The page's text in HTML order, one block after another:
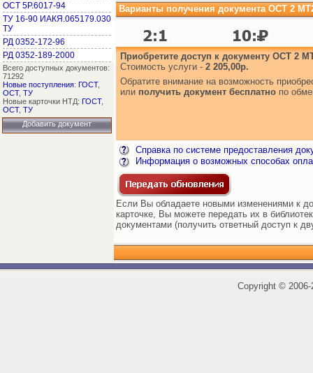
ОСТ 5Р.6017-94
ТУ 16-90 ИАКЯ.065179.030
ТУ
РД 0352-172-96
РД 0352-189-2000
Всего доступных документов:
71292
Новые поступления: ГОСТ,
ОСТ, ТУ
Новые карточки НТД: ГОСТ,
ОСТ, ТУ
Добавить документ
Варианты получения документа ОСТ 2
Приобретите доступ к документу ОСТ 2
Стоимость услуги - 2 205,00р.
Обратите внимание на возможность
или получить документ бесплатно по
Справка по системе предоставления
Информация о возможных способах
Если Вы обладаете новыми изменениями к
карточке, Вы можете передать их в
документами (получить ответный доступ к
Copyright ©